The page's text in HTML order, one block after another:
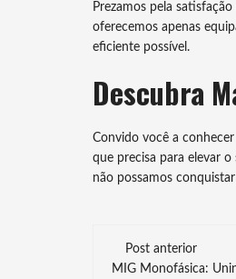
Prezamos pela
oferecemos apenas
eficiente possível.
Descubra
Convido você a
que precisa para elevar
não possamos
Navegação
Post anterior
MIG Monofásica: